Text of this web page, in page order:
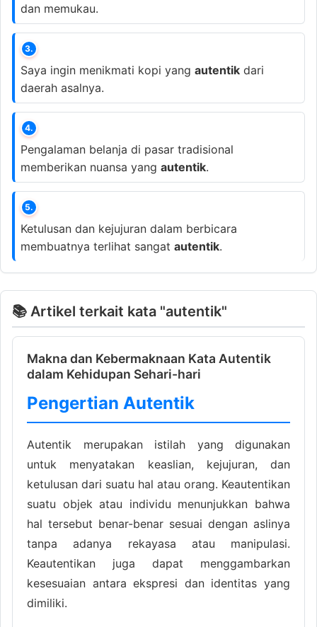
dan memukau.
3.
Saya ingin menikmati kopi yang autentik dari
daerah asalnya.
4.
Pengalaman belanja di pasar tradisional
memberikan nuansa yang autentik.
5.
Ketulusan dan kejujuran dalam berbicara
membuatnya terlihat sangat autentik.
📚 Artikel terkait kata "autentik"
Makna dan Kebermaknaan Kata Autentik
dalam Kehidupan Sehari-hari
Pengertian Autentik
Autentik merupakan istilah yang digunakan
untuk menyatakan keaslian, kejujuran, dan
ketulusan dari suatu hal atau orang. Keautentikan
suatu objek atau individu menunjukkan bahwa
hal tersebut benar-benar sesuai dengan aslinya
tanpa adanya rekayasa atau manipulasi.
Keautentikan juga dapat menggambarkan
kesesuaian antara ekspresi dan identitas yang
dimiliki.